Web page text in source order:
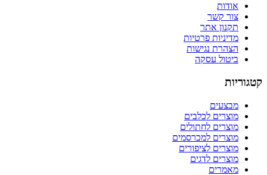
אודות
צור קשר
תקנון אתר
מדיניות פרטיות
הצהרת נגישות
ביטול עסקה
קטגוריות
מבצעים
מוצרים לכלבים
מוצרים לחתולים
מוצרים למכרסמים
מוצרים לציפורים
מוצרים לדגים
מאמרים